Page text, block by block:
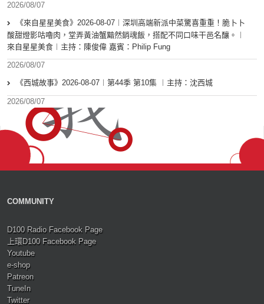
2026/08/07
《來自星星美食》2026-08-07︱深圳高端新派中菜驚喜重重！脆卜卜
酸甜燈影咕嚕肉，堂弄黃油蟹黯然銷魂飯，搭配不同口味干邑名釀。︱
來自星星美食︱主持：陳俊偉 嘉賓：Philip Fung
2026/08/07
《西城故事》2026-08-07︱第44季 第10集 ︱主持：沈西城
2026/08/07
COMMUNITY
D100 Radio Facebook Page
上環D100 Facebook Page
Youtube
e-shop
Patreon
TuneIn
Twitter